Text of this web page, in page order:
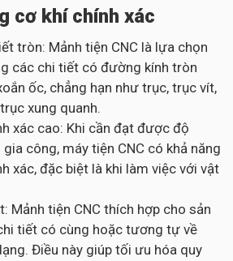
cơ khí chính xác
tròn: Mảnh tiện CNC là lựa chọn
các chi tiết có đường kính tròn
ốc, chẳng hạn như trục, trục vít,
xung quanh.
xác cao: Khi cần đạt được độ
công, máy tiện CNC có khả năng
xác, đặc biệt là khi làm việc với vật
Mảnh tiện CNC thích hợp cho sản
tiết có cùng hoặc tương tự về
Điều này giúp tối ưu hóa quy